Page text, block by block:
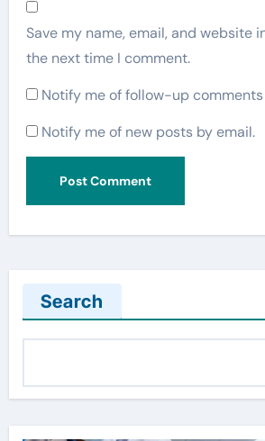
Save my name, email, and website
the next time I comment.
Notify me of follow-up
Notify me of new posts by email.
Search